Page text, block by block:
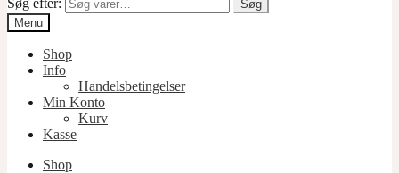
Søg efter:
Søg
Menu
Shop
Info
Handelsbetingelser
Min Konto
Kurv
Kasse
Shop